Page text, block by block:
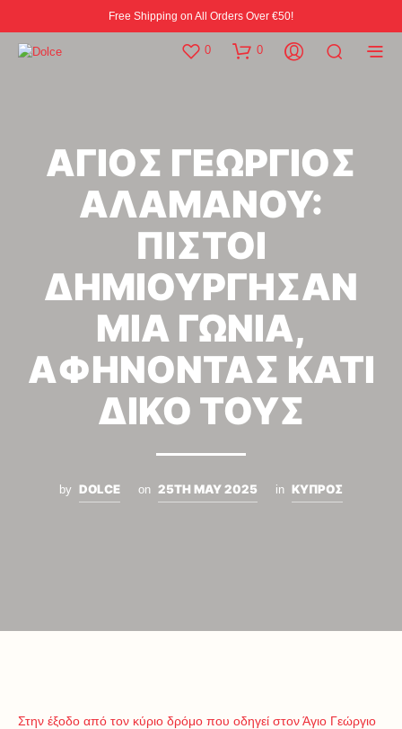
Free Shipping on All Orders Over €50!
0 0
ΑΓΙΟΣ ΓΕΩΡΓΙΟΣ
ΑΛΑΜΑΝΟΥ:
ΠΙΣΤΟΙ
ΔΗΜΙΟΥΡΓΗΣΑΝ
ΜΙΑ ΓΩΝΙΑ,
ΑΦΗΝΟΝΤΑΣ ΚΑΤΙ
ΔΙΚΟ ΤΟΥΣ
by DOLCE on 25TH MAY 2025 in ΚΥΠΡΟΣ
Στην έξοδο από τον κύριο δρόμο που οδηγεί στον Άγιο Γεώργιο